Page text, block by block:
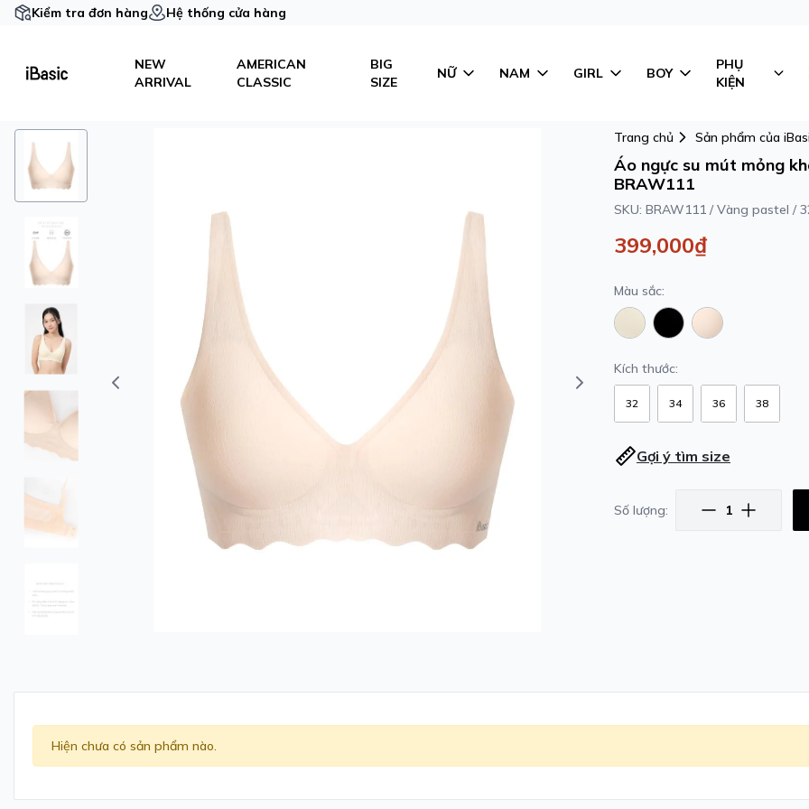
Kiểm tra đơn hàng Hệ thống cửa hàng
NEW
ARRIVAL
AMERICAN
CLASSIC
BIG
SIZE
NỮ NAM GIRL BOY
PHỤ
KIỆN
Trang chủ Sản phẩm của
Áo ngực su mút mỏng
BRAW111
SKU: BRAW111 / Vàng pastel /
399,000₫
Màu sắc:
Kích thước:
32 34 36 38
Gợi ý tìm size
Số lượng:
Hiện chưa có sản phẩm nào.